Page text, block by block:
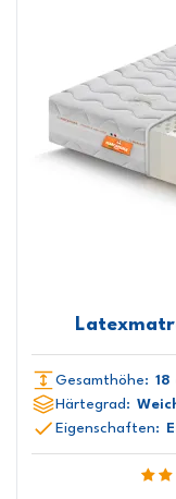
Gesamthöhe: 18
Härtegrad:
Eigenschaften: